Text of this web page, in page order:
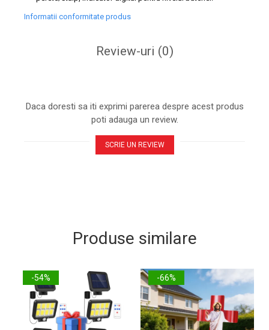
Informatii conformitate produs
Review-uri (0)
Daca doresti sa iti exprimi parerea despre acest produs
poti adauga un review.
SCRIE UN REVIEW
Produse similare
-54% -66%